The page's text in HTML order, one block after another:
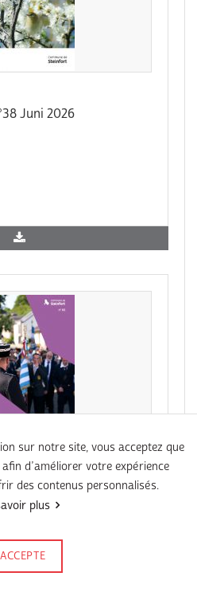
le
Juni 2026
sur notre site, vous acceptez que
d’améliorer votre expérience
des contenus personnalisés.
plus